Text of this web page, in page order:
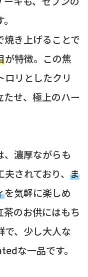
焼き上げることで
が特徴。この焦
ロリとしたクリ
たせ、極上のハー
、濃厚ながらも
されており、 ま
を気軽に楽しめ
茶のお供にはもち
で、少し大人な
な一品です。